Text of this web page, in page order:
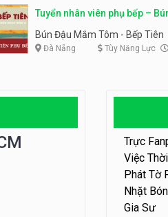
Tuyển nhân viên phụ bếp –
Tôm – Bếp Tiên
Bún Đậu Mắm Tôm - Bếp Tiên
Đà Nẵng Tùy Năng Lực
Trực
Việc
Phát Tờ
Nhặt
Gia Sư